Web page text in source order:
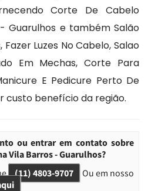
Corte De Cabelo
Guarulhos e também Salão
Fazer Luzes No Cabelo, Salao
Em Mechas, Corte Para
E Pedicure Perto De
custo benefício da região.
ou entrar em contato sobre
Vila Barros - Guarulhos?
(11) 4803-9707
Ou em nosso